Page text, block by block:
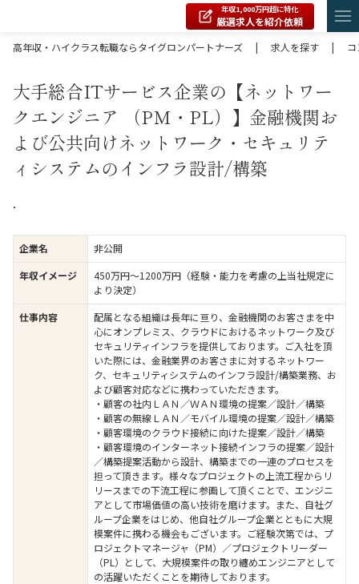
年収1,000万円超に特化
厳選求人を紹介依頼
高年収・ハイクラス転職ならタイグロンパートナーズ
| 求人を探す |
大手総合ITサービス企業の【ネットワー
クエンジニア （PM・PL）】金融機関お
よび公共向けネットワーク・セキュリテ
ィシステムのインフラ設計/構築
.
企業名
非公開
年収イメージ
450万円〜1200万円（経験・能力を考慮の上当社規定に
より決定）
仕事内容
配属となる組織は長年に亘り、金融機関のお客さまを中
心にオンプレミス、クラウドにおけるネットワーク及び
セキュリティインフラを提供しております。ご入社を頂
いた際には、金融業界のお客さまに対するネットワー
ク、セキュリティシステムのインフラ設計/構築業務、お
よび顧客対応などに携わっていただきます。
・顧客の社内ＬＡＮ／ＷＡＮ環境の提案／設計／構築
・顧客の無線ＬＡＮ／モバイル環境の提案／設計／構築
・顧客環境のクラウド接続に向けた提案／設計／構築
・顧客環境のインターネット接続インフラの提案／設計
／構築提案活動から設計、構築までの一連のプロセスを
担って頂きます。様々なプロジェクトの上流工程からリ
リースまでの下流工程に参画して頂くことで、エンジニ
アとして市場価値の高い技術を磨けます。また、自社グ
ループ企業をはじめ、他自社グループ企業とともに大規
模案件に携わる機会もございます。ご経験次第では、プ
ロジェクトマネージャ（PM）／プロジェクトリーダー
（PL）として、大規模案件の取り纏めエンジニアとして
の活躍いただくことを期待しております。